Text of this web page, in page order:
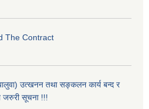
The Contract
उत्खनन तथा सङ्कलन कार्य बन्द र
जरुरी सूचना !!!